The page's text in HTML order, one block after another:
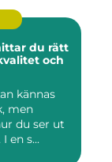
och
kännas
men
du ser ut
en s...